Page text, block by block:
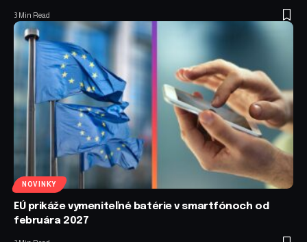
3 Min Read
NOVINKY
EÚ prikáže vymeniteľné batérie v smartfónoch od
februára 2027